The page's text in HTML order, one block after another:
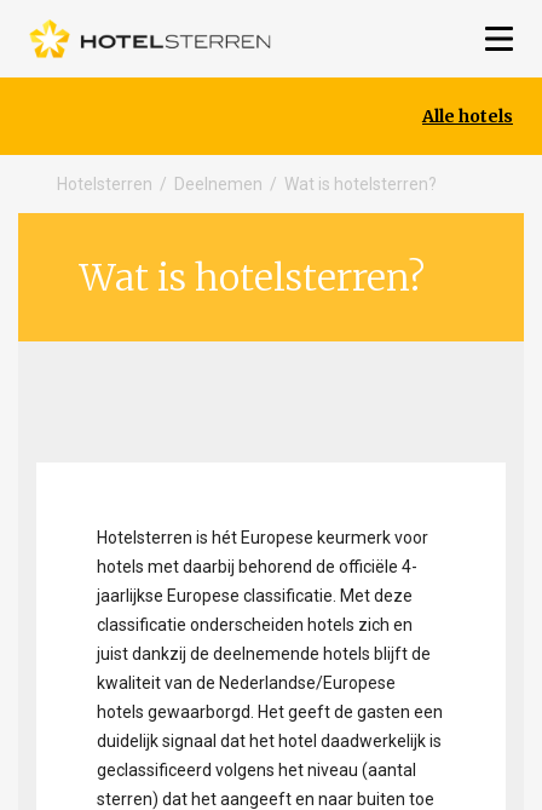
Alle hotels
Hotelsterren / Deelnemen / Wat is hotelsterren?
Wat is hotelsterren?
Hotelsterren is hét Europese keurmerk voor
hotels met daarbij behorend de officiële 4-
jaarlijkse Europese classificatie. Met deze
classificatie onderscheiden hotels zich en
juist dankzij de deelnemende hotels blijft de
kwaliteit van de Nederlandse/Europese
hotels gewaarborgd. Het geeft de gasten een
duidelijk signaal dat het hotel daadwerkelijk is
geclassificeerd volgens het niveau (aantal
sterren) dat het aangeeft en naar buiten toe